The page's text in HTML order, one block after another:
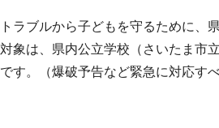
ラブルから子どもを守るために、
象は、県内公立学校（さいたま
す。（爆破予告など緊急に対応す